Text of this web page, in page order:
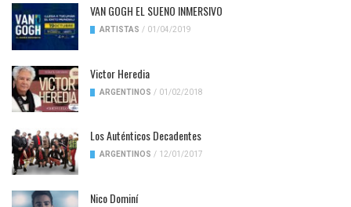
VAN GOGH EL SUENO INMERSIVO
ARTISTAS / 01/04/2019
Victor Heredia
ARGENTINOS / 01/02/2018
Los Auténticos Decadentes
ARGENTINOS / 12/01/2017
Nico Dominí